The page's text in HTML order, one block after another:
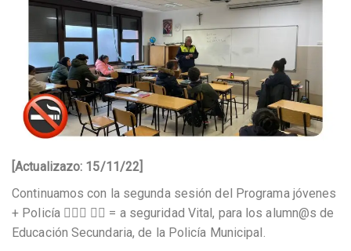
[Actualizazo: 15/11/22]
Continuamos con la segunda sesión del Programa jóvenes
+ Policía 👮🏻‍♀️ 👮‍♂️ = a seguridad Vital, para los alumn@s de
Educación Secundaria, de la Policía Municipal.